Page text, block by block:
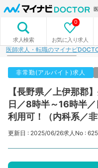
求人検索 お気に入り求人
0
医師求人・転職のマイナビ
非常勤(アルバイト)求人
【長野県／上伊那郡
日／8時半～16時半
利用可！（内科系／非
更新日 : 2025/06/26求人No :